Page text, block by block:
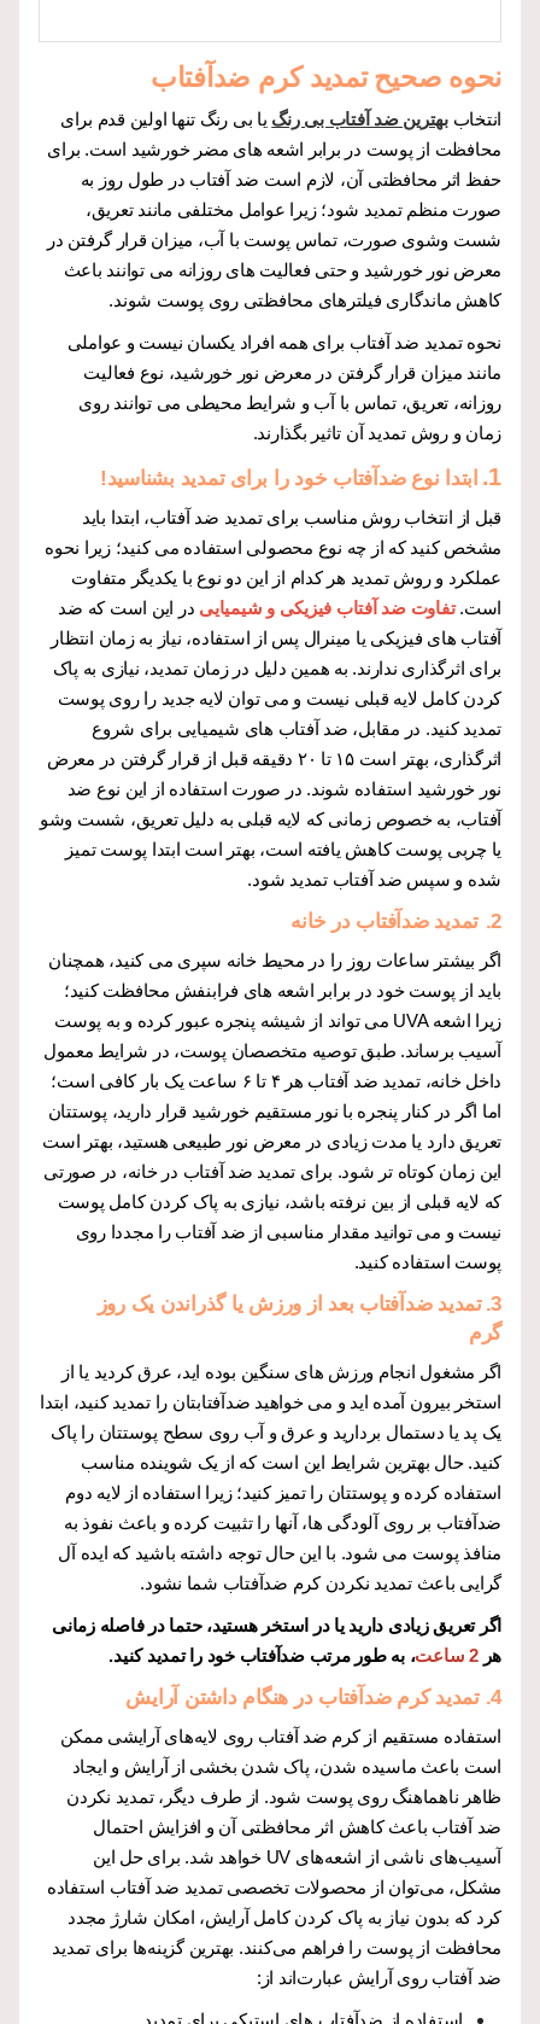
نحوه صحیح تمدید کرم ضدآفتاب
انتخاب بهترین ضد آفتاب بی رنگ یا بی رنگ تنها اولین قدم برای
محافظت از پوست در برابر اشعه های مضر خورشید است. برای
حفظ اثر محافظتی آن، لازم است ضد آفتاب در طول روز به
صورت منظم تمدید شود؛ زیرا عوامل مختلفی مانند تعریق،
شست وشوی صورت، تماس پوست با آب، میزان قرار گرفتن در
معرض نور خورشید و حتی فعالیت های روزانه می توانند باعث
کاهش ماندگاری فیلترهای محافظتی روی پوست شوند.
نحوه تمدید ضد آفتاب برای همه افراد یکسان نیست و عواملی
مانند میزان قرار گرفتن در معرض نور خورشید، نوع فعالیت
روزانه، تعریق، تماس با آب و شرایط محیطی می توانند روی
زمان و روش تمدید آن تاثیر بگذارند.
1. ابتدا نوع ضدآفتاب خود را برای تمدید بشناسید!
قبل از انتخاب روش مناسب برای تمدید ضد آفتاب، ابتدا باید
مشخص کنید که از چه نوع محصولی استفاده می کنید؛ زیرا نحوه
عملکرد و روش تمدید هر کدام از این دو نوع با یکدیگر متفاوت
است.تفاوت ضد آفتاب فیزیکی و شیمیایی در این است که ضد
آفتاب های فیزیکی یا مینرال پس از استفاده، نیاز به زمان انتظار
برای اثرگذاری ندارند. به همین دلیل در زمان تمدید، نیازی به پاک
کردن کامل لایه قبلی نیست و می توان لایه جدید را روی پوست
تمدید کنید. در مقابل، ضد آفتاب های شیمیایی برای شروع
اثرگذاری، بهتر است ۱۵ تا ۲۰ دقیقه قبل از قرار گرفتن در معرض
نور خورشید استفاده شوند. در صورت استفاده از این نوع ضد
آفتاب، به خصوص زمانی که لایه قبلی به دلیل تعریق، شست وشو
یا چربی پوست کاهش یافته است، بهتر است ابتدا پوست تمیز
شده و سپس ضد آفتاب تمدید شود.
2. تمدید ضدآفتاب در خانه
اگر بیشتر ساعات روز را در محیط خانه سپری می کنید، همچنان
باید از پوست خود در برابر اشعه های فرابنفش محافظت کنید؛
زیرا اشعه UVA می تواند از شیشه پنجره عبور کرده و به پوست
آسیب برساند. طبق توصیه متخصصان پوست، در شرایط معمول
داخل خانه، تمدید ضد آفتاب هر ۴ تا ۶ ساعت یک بار کافی است؛
اما اگر در کنار پنجره با نور مستقیم خورشید قرار دارید، پوستتان
تعریق دارد یا مدت زیادی در معرض نور طبیعی هستید، بهتر است
این زمان کوتاه تر شود. برای تمدید ضد آفتاب در خانه، در صورتی
که لایه قبلی از بین نرفته باشد، نیازی به پاک کردن کامل پوست
نیست و می توانید مقدار مناسبی از ضد آفتاب را مجددا روی
پوست استفاده کنید.
3. تمدید ضدآفتاب بعد از ورزش یا گذراندن یک روز
گرم
اگر مشغول انجام ورزش های سنگین بوده اید، عرق کردید یا از
استخر بیرون آمده اید و می خواهید ضدآفتابتان را تمدید کنید، ابتدا
یک پد یا دستمال بردارید و عرق و آب روی سطح پوستتان را پاک
کنید. حال بهترین شرایط این است که از یک شوینده مناسب
استفاده کرده و پوستتان را تمیز کنید؛ زیرا استفاده از لایه دوم
ضدآفتاب بر روی آلودگی ها، آنها را تثبیت کرده و باعث نفوذ به
منافذ پوست می شود. با این حال توجه داشته باشید که ایده آل
گرایی باعث تمدید نکردن کرم ضدآفتاب شما نشود.
اگر تعریق زیادی دارید یا در استخر هستید، حتما در فاصله زمانی
هر2 ساعت ، به طور مرتب ضدآفتاب خود را تمدید کنید.
4. تمدید کرم ضدآفتاب در هنگام داشتن آرایش
استفاده مستقیم از کرم ضد آفتاب روی لایه‌های آرایشی ممکن
است باعث ماسیده شدن، پاک شدن بخشی از آرایش و ایجاد
ظاهر ناهماهنگ روی پوست شود. از طرف دیگر، تمدید نکردن
ضد آفتاب باعث کاهش اثر محافظتی آن و افزایش احتمال
آسیب‌های ناشی از اشعه‌های UV خواهد شد.
برای حل این
مشکل، می‌توان از محصولات تخصصی تمدید ضد آفتاب استفاده
کرد که بدون نیاز به پاک کردن کامل آرایش، امکان شارژ مجدد
محافظت از پوست را فراهم می‌کنند. بهترین گزینه‌ها برای تمدید
ضد آفتاب روی آرایش عبارت‌اند از: